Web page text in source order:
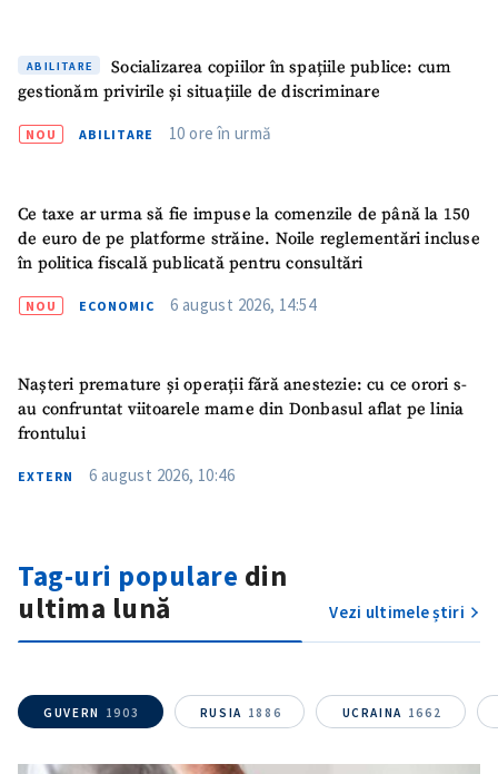
ABILITARE
Socializarea copiilor în spațiile publice: cum
gestionăm privirile și situațiile de discriminare
NOU ABILITARE 10 ore în urmă
Ce taxe ar urma să fie impuse la comenzile de până la 150
de euro de pe platforme străine. Noile reglementări incluse
în politica fiscală publicată pentru consultări
NOU ECONOMIC 6 august 2026, 14:54
Nașteri premature și operații fără anestezie: cu ce orori s-
au confruntat viitoarele mame din Donbasul aflat pe linia
frontului
EXTERN 6 august 2026, 10:46
Tag-uri populare din
ultima lună
Vezi ultimele știri
GUVERN 1903 RUSIA 1886 UCRAINA 1662
Titlu știre+ Adaugă titlu